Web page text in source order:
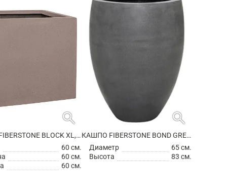
search
КАШПО FIBERSTONE BLOCK XL, TAUPE
60 см.
60 см.
60 см.
search
КАШПО FIBERSTONE BOND GREY L
Диаметр
65 см.
Высота
83 см.